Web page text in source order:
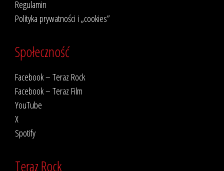
Regulamin
Polityka prywatności i „cookies”
Społeczność
Facebook – Teraz Rock
Facebook – Teraz Film
YouTube
X
Spotify
Teraz Rock